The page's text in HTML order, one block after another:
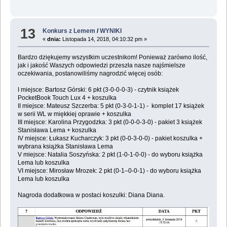
13 Konkurs z Lemem /WYNIKI
«dnia: Listopada 14, 2018, 04:10:32 pm »
Bardzo dziękujemy wszystkim uczestnikom! Ponieważ zarówno ilość,
jak i jakość Waszych odpowiedzi przeszła nasze najśmielsze
oczekiwania, postanowiliśmy nagrodzić więcej osób:
I miejsce: Bartosz Górski: 6 pkt (3-0-0-0-3) - czytnik książek
PocketBook Touch Lux 4 + koszulka
II miejsce: Mateusz Szczerba: 5 pkt (0-3-0-1-1) - komplet 17 książek
w serii WL w miękkiej oprawie + koszulka
III miejsce: Karolina Przygodzka: 3 pkt (0-0-0-3-0) - pakiet 3 książek
Stanisława Lema + koszulka
IV miejsce: Łukasz Kucharczyk: 3 pkt (0-0-3-0-0) - pakiet koszulka +
wybrana książka Stanisława Lema
V miejsce: Natalia Soszyńska: 2 pkt (1-0-1-0-0) - do wyboru książka
Lema lub koszulka
VI miejsce: Mirosław Mrozek: 2 pkt (0-1–0-0-1) - do wyboru książka
Lema lub koszulka
Nagroda dodatkowa w postaci koszulki: Diana Diana.